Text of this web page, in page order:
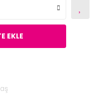
EKLE